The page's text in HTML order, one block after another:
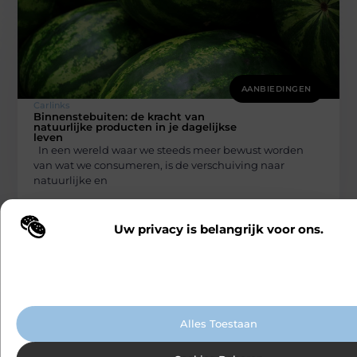
Uw privacy is belangrijk voor ons.
Wij maken gebruik van cookies en vergelijkbare technologieën om te
Alles Toestaan
AANBIEDINGEN
Carlinks
Binnenstebuiten: de kracht van
natuurlijke producten in je dagelijkse
leven
In een wereld waar we steeds meer bewust worden
van wat we consumeren, is de verschuiving naar
natuurlijke en